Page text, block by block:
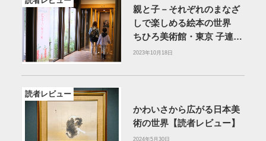
親と子－それぞれのまなざ
しで楽しめる絵本の世界
ちひろ美術館・東京 子連れ
訪問記【読者レビュー】
2023年10月18日
読者レビュー
かわいさから広がる日本美
術の世界【読者レビュー】
2024年5月30日